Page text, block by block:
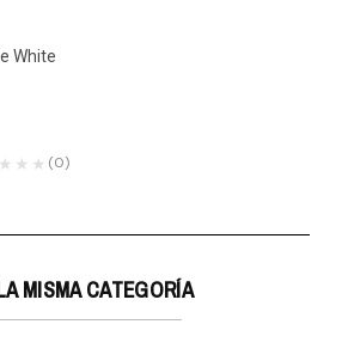
White
(0)
MISMA CATEGORÍA